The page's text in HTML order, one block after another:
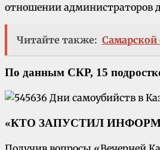
отношении администраторов
Читайте также: Самарской
По данным СКР, 15
«КТО ЗАПУСТИЛ